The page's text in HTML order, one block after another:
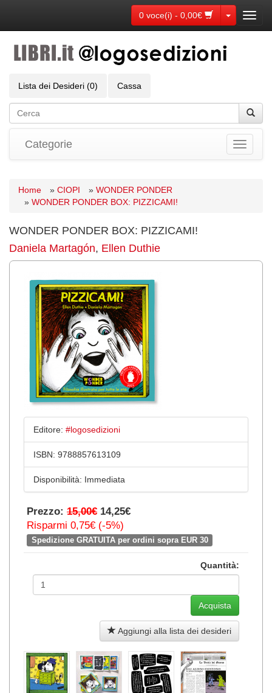
0 voce(i) - 0,00€ Toggle
Lista dei Desideri (0) Cassa
Toggle
Categorie
Home » CIOPI » WONDER PONDER
» WONDER PONDER BOX: PIZZICAMI!
WONDER PONDER BOX: PIZZICAMI!
Daniela Martagón, Ellen Duthie
Editore: #logosedizioni
ISBN: 9788857613109
Disponibilità: Immediata
Prezzo: 15,00€ 14,25€
Risparmi 0,75€ (-5%)
Spedizione GRATUITA per ordini sopra EUR 30
Quantità:
Aggiungi alla lista dei desideri